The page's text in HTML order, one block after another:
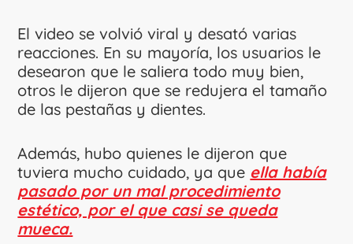
El video se volvió viral y desató varias
reacciones. En su mayoría, los usuarios le
desearon que le saliera todo muy bien,
otros le dijeron que se redujera el tamaño
de las pestañas y dientes.
Además, hubo quienes le dijeron que
tuviera mucho cuidado, ya que ella había
pasado por un mal procedimiento
estético, por el que casi se queda
mueca.